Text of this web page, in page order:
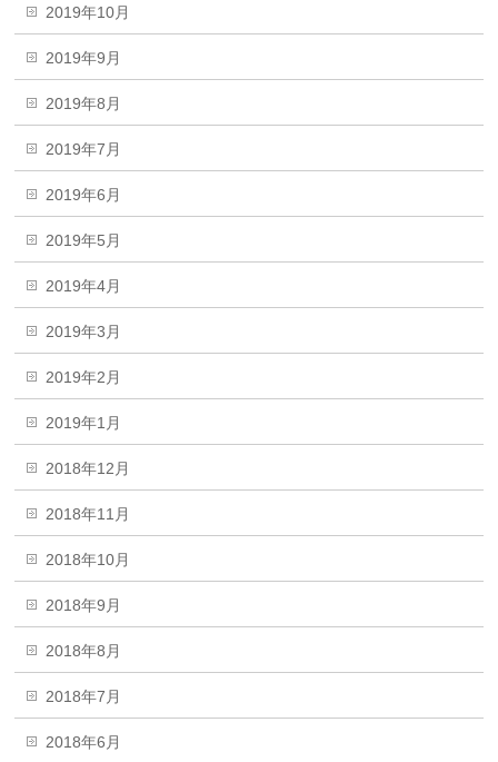
2019年10月
2019年9月
2019年8月
2019年7月
2019年6月
2019年5月
2019年4月
2019年3月
2019年2月
2019年1月
2018年12月
2018年11月
2018年10月
2018年9月
2018年8月
2018年7月
2018年6月